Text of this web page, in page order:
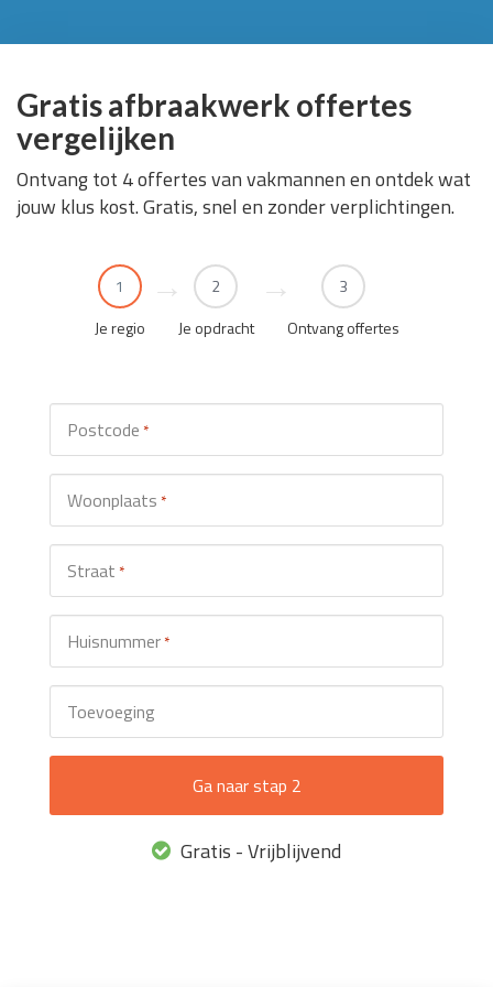
Gratis afbraakwerk offertes
vergelijken
Ontvang tot 4 offertes van vakmannen en ontdek wat
jouw klus kost. Gratis, snel en zonder verplichtingen.
1
Je regio
2
Je opdracht
3
Ontvang offertes
Postcode *
Woonplaats *
Straat *
Huisnummer*
Toevoeging
Gratis - Vrijblijvend